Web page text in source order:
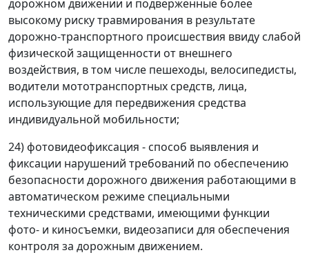
дорожном движении и подверженные более
высокому риску травмирования в результате
дорожно-транспортного происшествия ввиду слабой
физической защищенности от внешнего
воздействия, в том числе пешеходы, велосипедисты,
водители мототранспортных средств, лица,
использующие для передвижения средства
индивидуальной мобильности;
24) фотовидеофиксация - способ выявления и
фиксации нарушений требований по обеспечению
безопасности дорожного движения работающими в
автоматическом режиме специальными
техническими средствами, имеющими функции
фото- и киносъемки, видеозаписи для обеспечения
контроля за дорожным движением.